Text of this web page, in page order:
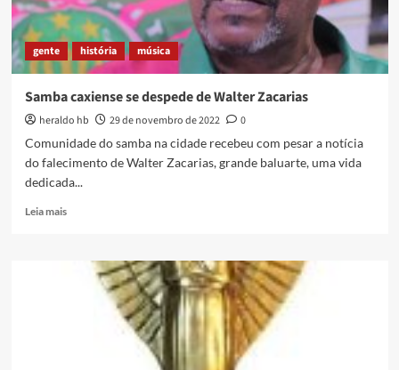
gente história música
Samba caxiense se despede de Walter Zacarias
heraldo hb 29 de novembro de 2022
0
Comunidade do samba na cidade recebeu com pesar a notícia
do falecimento de Walter Zacarias, grande baluarte, uma vida
dedicada...
Leia maisRead
Samba
caxiense